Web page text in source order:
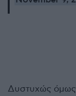
Δυστυχώς